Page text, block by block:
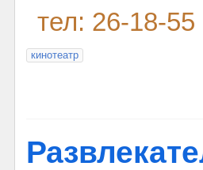
тел: 26-18-55
кинотеатр